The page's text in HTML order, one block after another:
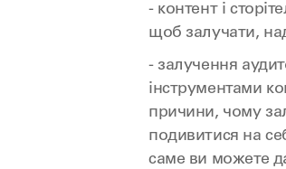
- контент і
щоб залучати,
- залучення
інструментами
причини, чому
подивитися на
саме ви можете